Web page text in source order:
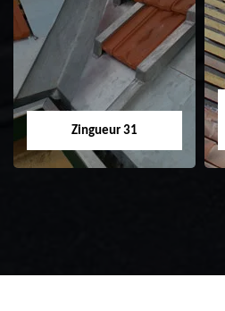
Etanchéité toiture
31
Zingueur 31